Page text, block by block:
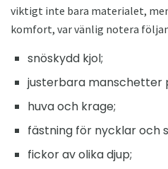
viktigt inte bara materialet,
komfort, var vänlig notera
snöskydd kjol;
justerbara manschetter
huva och krage;
fästning för nycklar och
fickor av olika djup;